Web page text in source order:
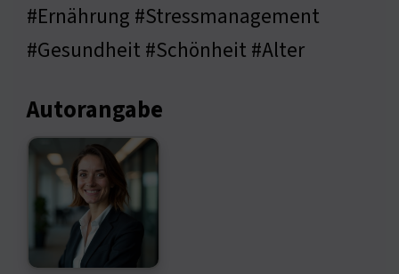
#Ernährung #Stressmanagement
#Gesundheit #Schönheit #Alter
Autorangabe